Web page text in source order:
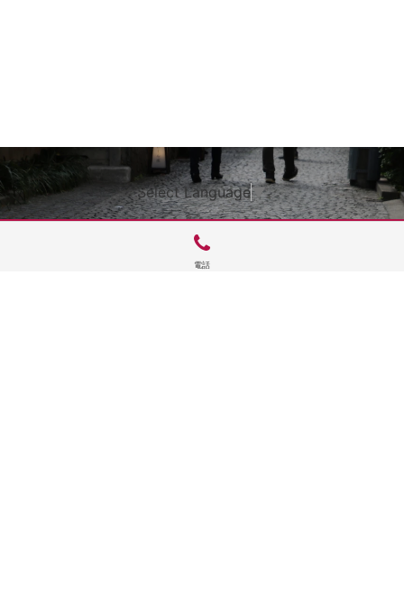
Select Language▼
電話